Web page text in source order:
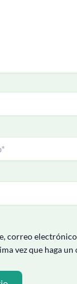
correo
vez que haga